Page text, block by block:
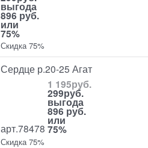
выгода
896 руб.
или
75%
Скидка 75%
Сердце р.20-25 Агат
арт.78478
1 195руб.
299руб.
выгода
896 руб.
или
75%
Скидка 75%